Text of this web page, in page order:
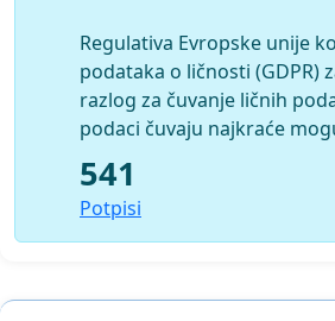
Regulativa Evropske unije
podataka o ličnosti (GDPR)
razlog za čuvanje ličnih
podaci čuvaju najkraće
541
Potpisi